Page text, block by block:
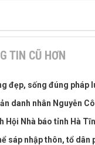
TIN CŨ HƠN
đẹp, sống đúng pháp
danh nhân Nguyễn
Hội Nhà báo tỉnh Hà
sáp nhập thôn, tổ dân